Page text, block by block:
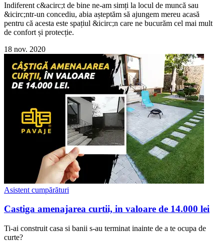
Indiferent c&acirc;t de bine ne-am simți la locul de muncă sau
&icirc;ntr-un concediu, abia așteptăm să ajungem mereu acasă
pentru că acesta este spațiul &icirc;n care ne bucurăm cel mai mult
de confort și protecție.
18 nov. 2020
Asistent cumpărături
Castiga amenajarea curtii, in valoare de 14.000 lei
Ti-ai construit casa si banii s-au terminat inainte de a te ocupa de
curte?